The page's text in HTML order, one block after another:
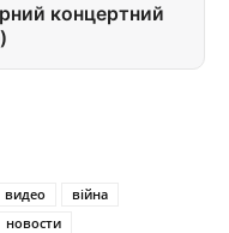
концертний
видео
війна
новости